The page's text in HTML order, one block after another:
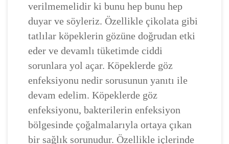
verilmemelidir ki bunu hep bunu hep
duyar ve söyleriz. Özellikle çikolata gibi
tatlılar köpeklerin gözüne doğrudan etki
eder ve devamlı tüketimde ciddi
sorunlara yol açar. Köpeklerde göz
enfeksiyonu nedir sorusunun yanıtı ile
devam edelim. Köpeklerde göz
enfeksiyonu, bakterilerin enfeksiyon
bölgesinde çoğalmalarıyla ortaya çıkan
bir sağlık sorunudur. Özellikle içlerinde